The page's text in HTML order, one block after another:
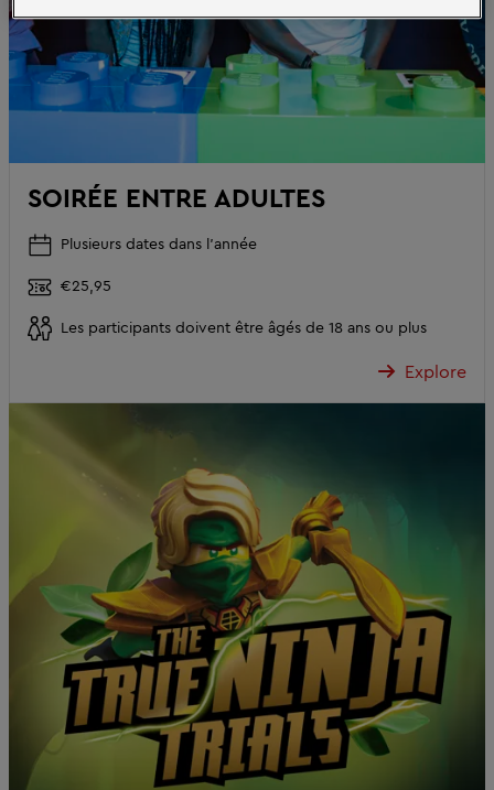
SOIRÉE ENTRE ADULTES
Plusieurs dates dans l'année
€25,95
Les participants doivent être âgés de 18 ans ou plus
Explore